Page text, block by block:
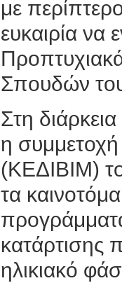
με
ευκαιρία να
Σπουδών
Στη
η
(ΚΕΔΙΒΙΜ)
τα
κατάρτισης
ηλικιακό